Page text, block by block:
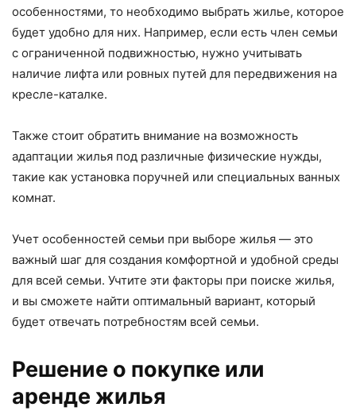
особенностями, то необходимо выбрать жилье, которое
будет удобно для них. Например, если есть член семьи
с ограниченной подвижностью, нужно учитывать
наличие лифта или ровных путей для передвижения на
кресле-каталке.
Также стоит обратить внимание на возможность
адаптации жилья под различные физические нужды,
такие как установка поручней или специальных ванных
комнат.
Учет особенностей семьи при выборе жилья — это
важный шаг для создания комфортной и удобной среды
для всей семьи. Учтите эти факторы при поиске жилья,
и вы сможете найти оптимальный вариант, который
будет отвечать потребностям всей семьи.
Решение о покупке или
аренде жилья